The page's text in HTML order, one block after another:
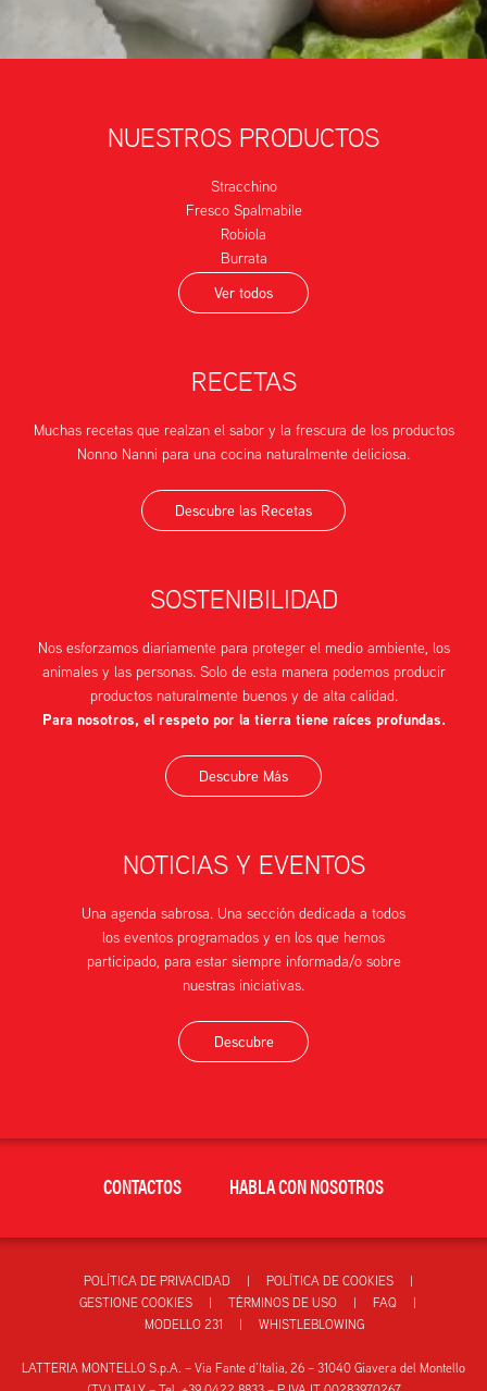
NUESTROS PRODUCTOS
Stracchino
Fresco Spalmabile
Robiola
Burrata
Ver todos
RECETAS
Muchas recetas que realzan el sabor y la frescura de los productos
Nonno Nanni para una cocina naturalmente deliciosa.
Descubre las Recetas
SOSTENIBILIDAD
Nos esforzamos diariamente para proteger el medio ambiente, los
animales y las personas. Solo de esta manera podemos producir
productos naturalmente buenos y de alta calidad.
Para nosotros, el respeto por la tierra tiene raíces profundas.
Descubre Más
NOTICIAS Y EVENTOS
Una agenda sabrosa. Una sección dedicada a todos
los eventos programados y en los que hemos
participado, para estar siempre informada/o sobre
nuestras iniciativas.
Descubre
CONTACTOS HABLA CON NOSOTROS
POLÍTICA DE PRIVACIDAD
POLÍTICA DE COOKIES
GESTIONE COOKIES
TÉRMINOS DE USO
FAQ
MODELLO 231
WHISTLEBLOWING
LATTERIA MONTELLO S.p.A. – Via Fante d’Italia, 26 – 31040 Giavera del Montello